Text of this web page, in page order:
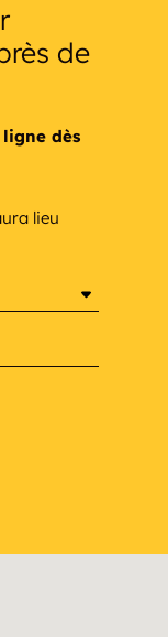
de
dès
lieu